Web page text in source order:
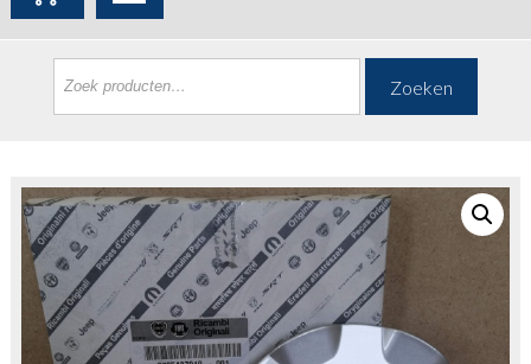
Zoeken